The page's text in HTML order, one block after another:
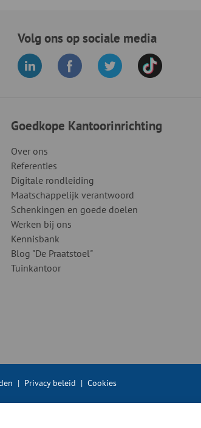
Volg ons op sociale media
Goedkope Kantoorinrichting
Over ons
Referenties
Digitale rondleiding
Maatschappelijk verantwoord
Schenkingen en goede doelen
Werken bij ons
Kennisbank
Blog "De Praatstoel"
Tuinkantoor
| Privacy beleid | Cookies